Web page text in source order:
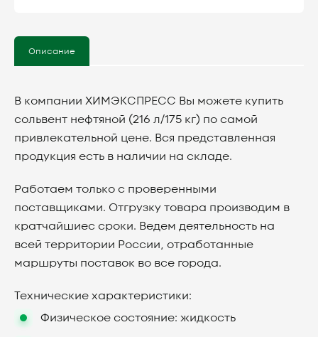
Описание
В компании ХИМЭКСПРЕСС Вы можете купить
сольвент нефтяной (216 л/175 кг) по самой
привлекательной цене. Вся представленная
продукция есть в наличии на складе.
Работаем только с проверенными
поставщиками. Отгрузку товара производим в
кратчайшиес сроки. Ведем деятельность на
всей территории России, отработанные
маршруты поставок во все города.
Технические характеристики:
Физическое состояние: жидкость